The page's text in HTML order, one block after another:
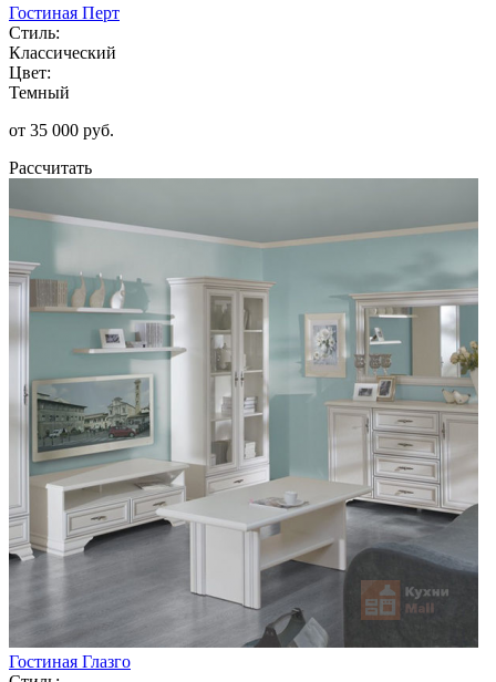
Гостиная Перт
Стиль:
Классический
Цвет:
Темный
от 35 000 руб.
Рассчитать
Гостиная Глазго